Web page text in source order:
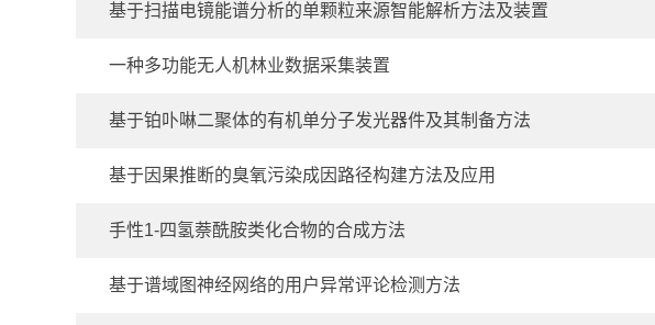
基于扫描电镜能谱分析的单颗粒来源智能解析方法及装置
一种多功能无人机林业数据采集装置
基于铂卟啉二聚体的有机单分子发光器件及其制备方法
基于因果推断的臭氧污染成因路径构建方法及应用
手性1-四氢萘酰胺类化合物的合成方法
基于谱域图神经网络的用户异常评论检测方法